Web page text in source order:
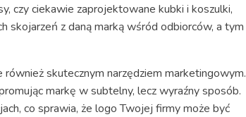
czy ciekawie zaprojektowane kubki i koszulki,
skojarzeń z daną marką wśród odbiorców, a tym
skutecznym narzędziem marketingowym.
markę w subtelny, lecz wyraźny sposób.
co sprawia, że logo Twojej firmy może być